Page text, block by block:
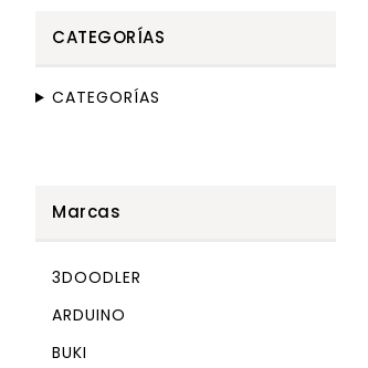
CATEGORÍAS
CATEGORÍAS
Marcas
3DOODLER
ARDUINO
BUKI